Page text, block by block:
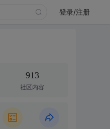
登录/注册
913
社区内容